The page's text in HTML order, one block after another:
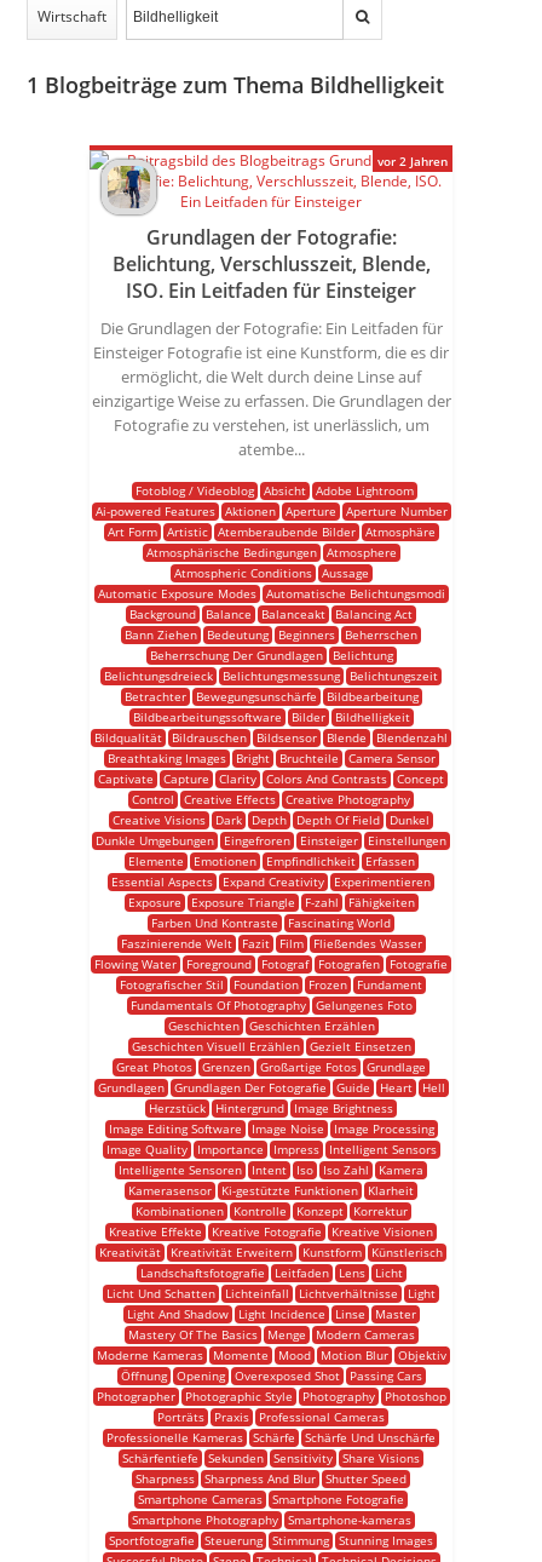
Wirtschaft
1 Blogbeiträge zum Thema Bildhelligkeit
Grundlagen der Fotografie:
Belichtung, Verschlusszeit, Blende,
ISO. Ein Leitfaden für Einsteiger
Die Grundlagen der Fotografie: Ein Leitfaden für
Einsteiger Fotografie ist eine Kunstform, die es dir
ermöglicht, die Welt durch deine Linse auf
einzigartige Weise zu erfassen. Die Grundlagen der
Fotografie zu verstehen, ist unerlässlich, um
atembe...
Fotoblog / Videoblog Absicht
Adobe Lightroom
Ai-powered Features
Aktionen Aperture
Aperture Number
Art Form
Artistic Atemberaubende Bilder
Atmosphäre
Atmosphärische Bedingungen
Atmosphere
Atmospheric Conditions
Aussage
Automatic Exposure Modes
Automatische Belichtungsmodi
Background
Balance Balanceakt
Balancing Act
Bann Ziehen
Bedeutung Beginners
Beherrschen
Beherrschung Der Grundlagen
Belichtung
Belichtungsdreieck
Belichtungsmessung
Belichtungszeit
Betrachter
Bewegungsunschärfe
Bildbearbeitung
Bildbearbeitungssoftware
Bilder
Bildhelligkeit
Bildqualität
Bildrauschen Bildsensor Blende
Blendenzahl
Breathtaking Images
Bright Bruchteile
Camera Sensor
Captivate
Capture Clarity Colors And Contrasts Concept
Control
Creative Effects Creative Photography
Creative Visions
Dark Depth Depth Of Field
Dunkel
Dunkle Umgebungen
Eingefroren Einsteiger
Einstellungen
Elemente
Emotionen Empfindlichkeit
Erfassen
Essential Aspects
Expand Creativity
Experimentieren
Exposure
Exposure Triangle F-zahl
Fähigkeiten
Farben Und Kontraste
Fascinating World
Faszinierende Welt
Fazit Film
Fließendes Wasser
Flowing Water
Foreground Fotograf Fotografen
Fotografie
Fotografischer Stil
Foundation Frozen
Fundament
Fundamentals Of Photography
Gelungenes Foto
Geschichten
Geschichten Erzählen
Geschichten Visuell Erzählen
Gezielt Einsetzen
Great Photos Grenzen Großartige Fotos Grundlage
Grundlagen
Grundlagen Der Fotografie Guide Heart
Hell
Herzstück
Hintergrund
Image Brightness
Image Editing Software
Image Noise
Image Processing
Image Quality
Importance Impress
Intelligent Sensors
Intelligente Sensoren
Intent Iso Iso Zahl
Kamera
Kamerasensor
Ki-gestützte Funktionen
Klarheit
Kombinationen
Kontrolle Konzept
Korrektur
Kreative Effekte
Kreative Fotografie
Kreative Visionen
Kreativität
Kreativität Erweitern Kunstform
Künstlerisch
Landschaftsfotografie
Leitfaden Lens
Licht
Licht Und Schatten
Lichteinfall Lichtverhältnisse
Light
Light And Shadow
Light Incidence Linse
Master
Mastery Of The Basics
Menge
Modern Cameras
Moderne Kameras
Momente Mood Motion Blur
Objektiv
Öffnung
Opening Overexposed Shot
Passing Cars
Photographer
Photographic Style Photography
Photoshop
Porträts
Praxis
Professional Cameras
Professionelle Kameras Schärfe
Schärfe Und Unschärfe
Schärfentiefe
Sekunden Sensitivity Share Visions
Sharpness Sharpness And Blur Shutter Speed
Smartphone Cameras Smartphone Fotografie
Smartphone Photography
Smartphone-kameras
Sportfotografie
Steuerung Stimmung Stunning Images
vor 2 Jahren